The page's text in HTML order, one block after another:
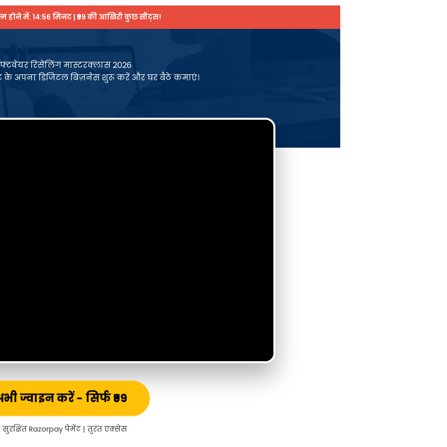
होने में: 14:55 मिनट | ₹99 की आखिरी कुछ सीट्स!
रिसेलिंग मास्टरक्लास 2026
के अपना डिजिटल बिज़नेस शुरू करें और घर बैठे कमाएं।
ज्वाइन करें - सिर्फ ₹99
सुरक्षित Razorpay पेमेंट | तुरंत एक्सेस